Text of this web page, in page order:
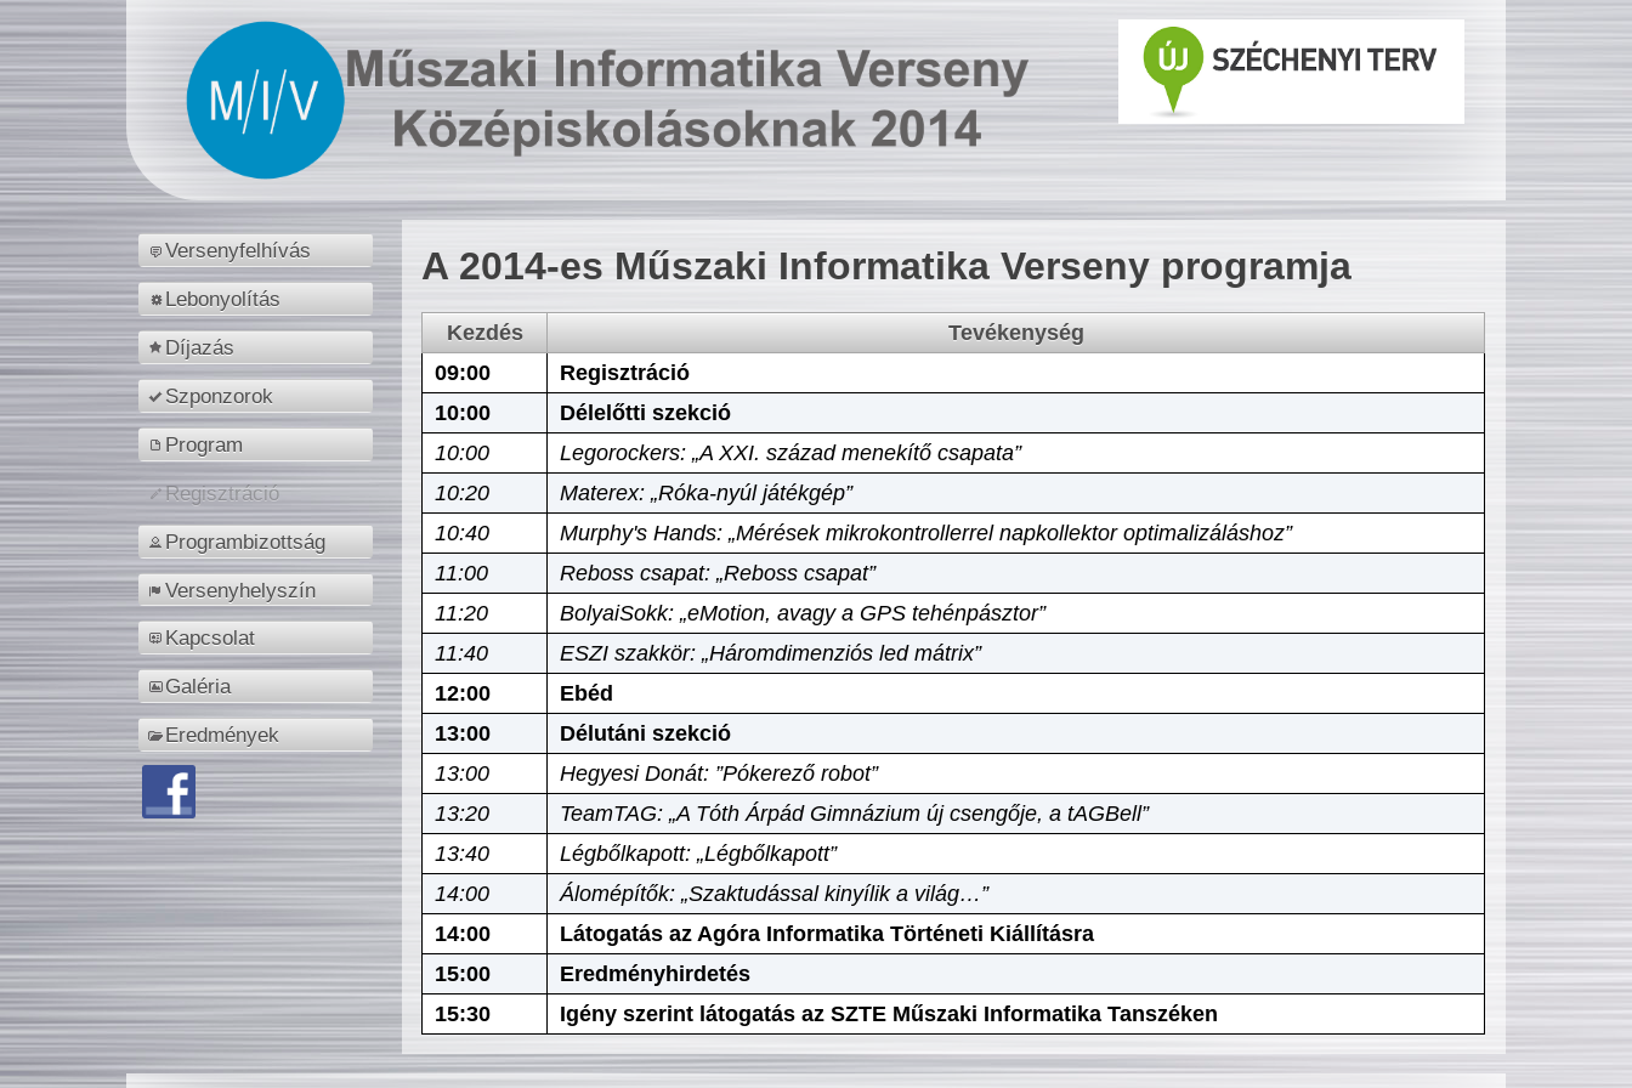
Versenyfelhívás
Lebonyolítás
Díjazás
Szponzorok
Program
Regisztráció
Programbizottság
Versenyhelyszín
Kapcsolat
Galéria
Eredmények
A 2014-es Műszaki Informatika Verseny programja
Kezdés
Tevékenység
09:00
Regisztráció
10:00
Délelőtti szekció
10:00
Legorockers: „A XXI. század menekítő csapata”
10:20
Materex: „Róka-nyúl játékgép”
10:40
Murphy's Hands: „Mérések mikrokontrollerrel napkollektor optimalizáláshoz”
11:00
Reboss csapat: „Reboss csapat”
11:20
BolyaiSokk: „eMotion, avagy a GPS tehénpásztor”
11:40
ESZI szakkör: „Háromdimenziós led mátrix”
12:00
Ebéd
13:00
Délutáni szekció
13:00
Hegyesi Donát: ”Pókerező robot”
13:20
TeamTAG: „A Tóth Árpád Gimnázium új csengője, a tAGBell”
13:40
Légbőlkapott: „Légbőlkapott”
14:00
Álomépítők: „Szaktudással kinyílik a világ…”
14:00
Látogatás az Agóra Informatika Történeti Kiállításra
15:00
Eredményhirdetés
15:30
Igény szerint látogatás az SZTE Műszaki Informatika Tanszéken